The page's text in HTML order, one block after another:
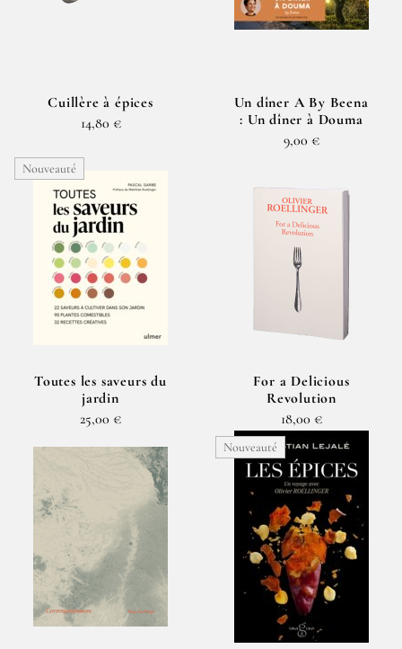
Cuillère à épices
14,80 €
Un dîner A By Beena
: Un dîner à Douma
9,00 €
Nouveauté
Toutes les saveurs du
jardin
25,00 €
For a Delicious
Revolution
18,00 €
Nouveauté